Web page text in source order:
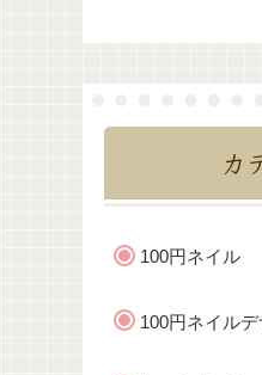
カ
100円ネイル
100円ネイル